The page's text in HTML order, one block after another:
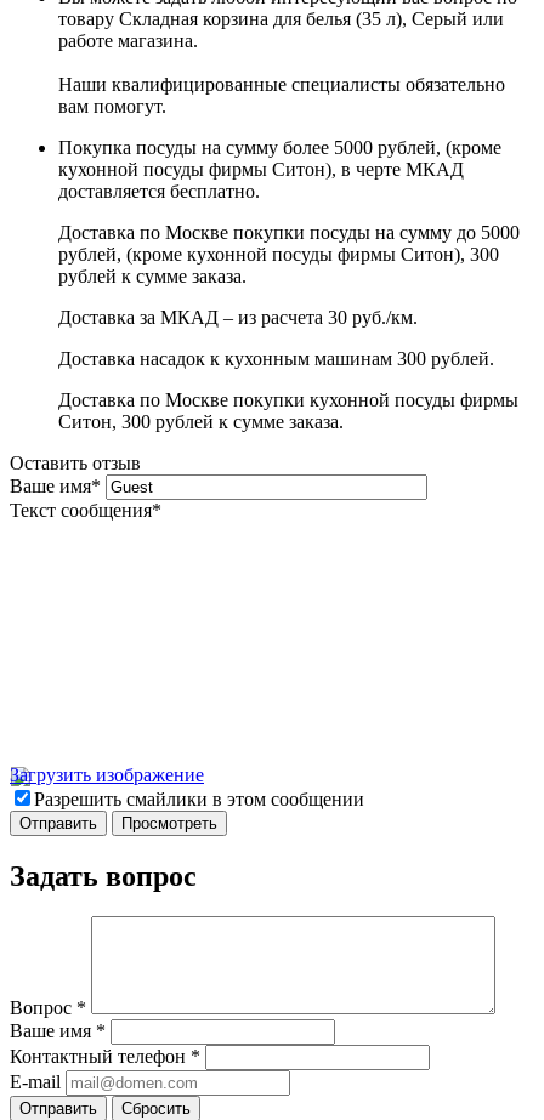
товару Складная корзина для белья (35 л), Серый или
работе магазина.
Наши квалифицированные специалисты обязательно
вам помогут.
Покупка посуды на сумму более 5000 рублей, (кроме
кухонной посуды фирмы Ситон), в черте МКАД
доставляется бесплатно.
Доставка по Москве покупки посуды на сумму до 5000
рублей, (кроме кухонной посуды фирмы Ситон), 300
рублей к сумме заказа.
Доставка за МКАД – из расчета 30 руб./км.
Доставка насадок к кухонным машинам 300 рублей.
Доставка по Москве покупки кухонной посуды фирмы
Ситон, 300 рублей к сумме заказа.
Оставить отзыв
Ваше имя*
Текст сообщения*
Загрузить изображение
Разрешить смайлики в этом сообщении
Задать вопрос
Вопрос *
Ваше имя *
Контактный телефон *
E-mail
Отправить Сбросить